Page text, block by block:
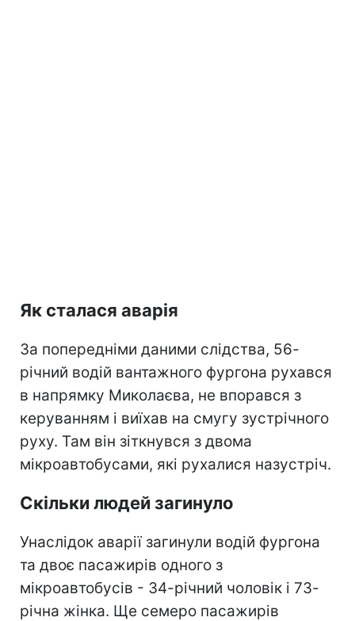
Як сталася аварія
За попередніми даними слідства, 56-
річний водій вантажного фургона рухався
в напрямку Миколаєва, не впорався з
керуванням і виїхав на смугу зустрічного
руху. Там він зіткнувся з двома
мікроавтобусами, які рухалися назустріч.
Скільки людей загинуло
Унаслідок аварії загинули водій фургона
та двоє пасажирів одного з
мікроавтобусів - 34-річний чоловік і 73-
річна жінка. Ще семеро пасажирів